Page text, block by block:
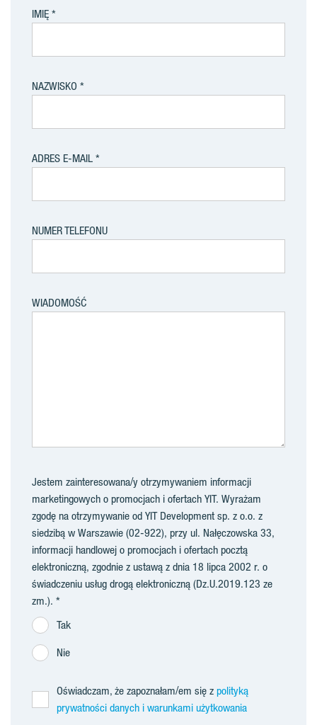
IMIĘ
NAZWISKO
ADRES E-MAIL
NUMER TELEFONU
WIADOMOŚĆ
Jestem zainteresowana/y otrzymywaniem informacji
marketingowych o promocjach i ofertach YIT. Wyrażam
zgodę na otrzymywanie od YIT Development sp. z o.o. z
siedzibą w Warszawie (02-922), przy ul. Nałęczowska 33,
informacji handlowej o promocjach i ofertach pocztą
elektroniczną, zgodnie z ustawą z dnia 18 lipca 2002 r. o
świadczeniu usług drogą elektroniczną (Dz.U.2019.123 ze
zm.).
Tak
Nie
Oświadczam, że zapoznałam/em się z polityką
prywatności danych i warunkami użytkowania